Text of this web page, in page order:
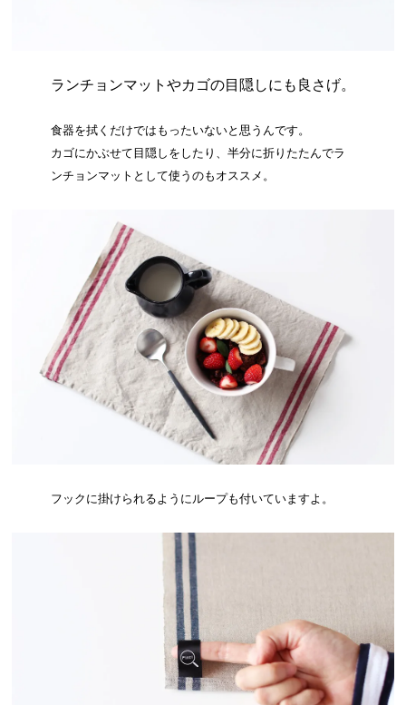
ランチョンマットやカゴの目隠しにも良さげ。
食器を拭くだけではもったいないと思うんです。
カゴにかぶせて目隠しをしたり、半分に折りたたんでラ
ンチョンマットとして使うのもオススメ。
フックに掛けられるようにループも付いていますよ。